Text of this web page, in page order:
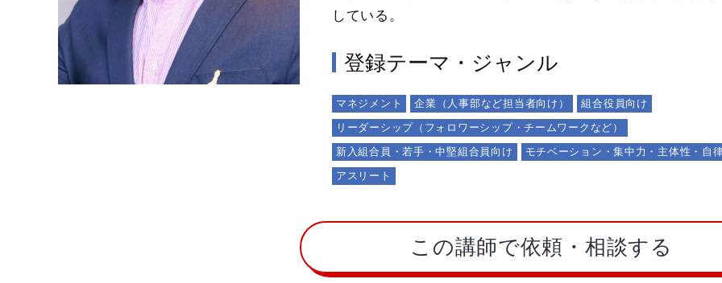
している。
登録テーマ・ジャンル
マネジメント 企業（人事部など担当者向け）
組合役員向け
リーダーシップ（フォロワーシップ・チームワークなど）
新入組合員・若手・中堅組合員向け
モチベーション・集中力・主体性・自
アスリート
この講師で依頼・相談する